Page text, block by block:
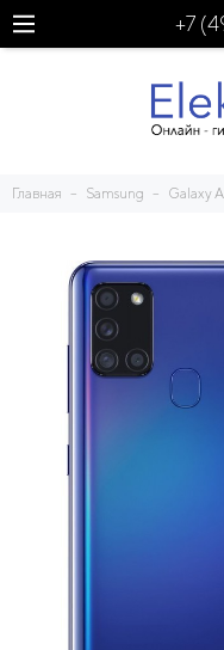
+7
Главная Samsung Galaxy A